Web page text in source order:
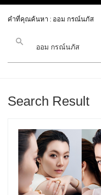
คำที่คุณค้นหา : ออม กรณ์นภัส
Search Result